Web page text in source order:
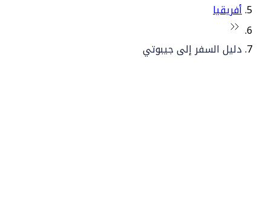
أفريقيا
دليل السفر إلى جيبوتي